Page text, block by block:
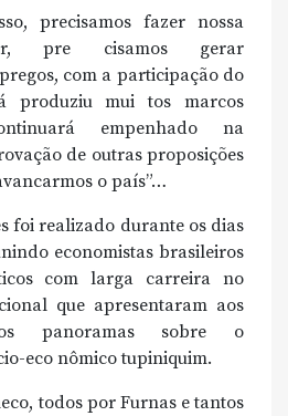
precisamos fazer nossa
pre cisamos gerar
com a participação do
produziu mui tos marcos
empenhado na
de outras proposições
o país”…
foi realizado durante os dias
economistas brasileiros
com larga carreira no
que apresentaram aos
panoramas sobre o
eco nômico tupiniquim.
todos por Furnas e tantos